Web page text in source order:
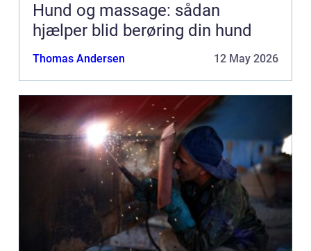
Hund og massage: sådan
hjælper blid berøring din hund
Thomas Andersen 12 May 2026